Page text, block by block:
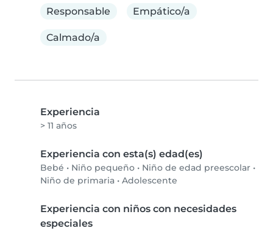
Responsable
Empático/a
Calmado/a
Experiencia
> 11 años
Experiencia con esta(s) edad(es)
Bebé • Niño pequeño • Niño de edad preescolar •
Niño de primaria • Adolescente
Experiencia con niños con necesidades
especiales